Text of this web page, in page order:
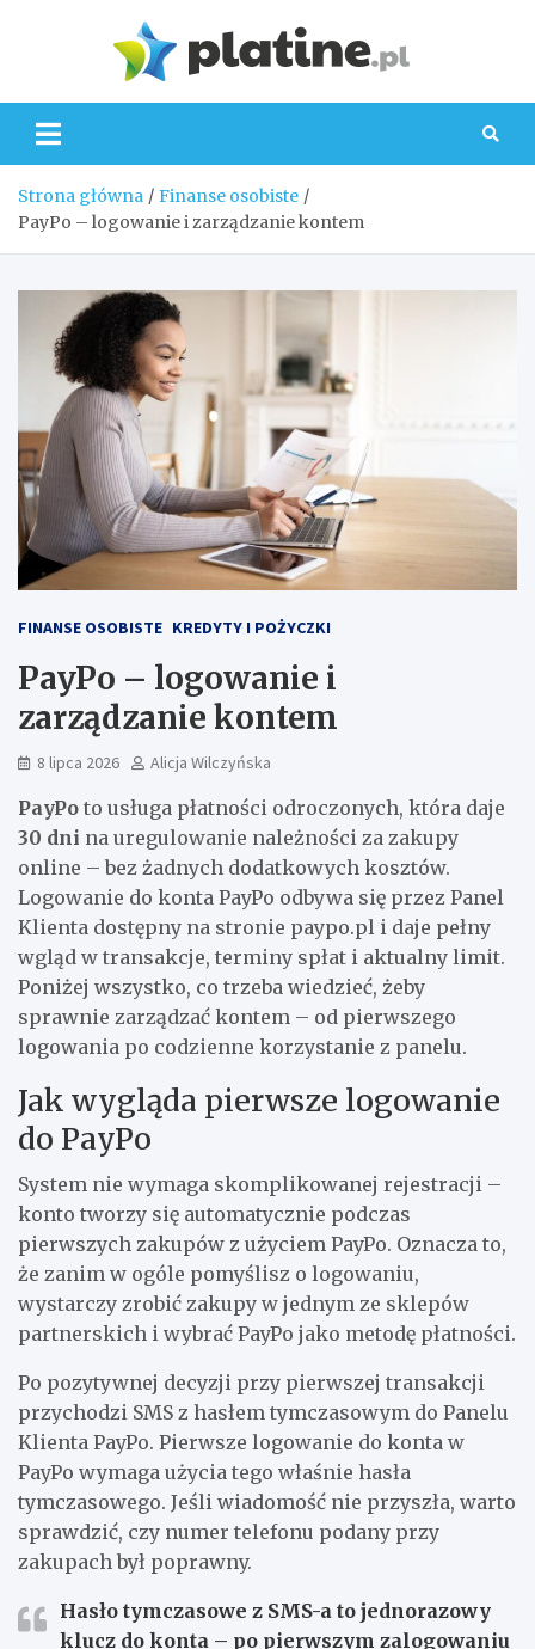
Strona główna
Finanse osobiste
PayPo – logowanie i zarządzanie kontem
FINANSE OSOBISTE KREDYTY I POŻYCZKI
PayPo – logowanie i
zarządzanie kontem
8 lipca 2026 Alicja Wilczyńska
PayPo to usługa płatności odroczonych, która daje
30 dni na uregulowanie należności za zakupy
online – bez żadnych dodatkowych kosztów.
Logowanie do konta PayPo odbywa się przez Panel
Klienta dostępny na stronie paypo.pl i daje pełny
wgląd w transakcje, terminy spłat i aktualny limit.
Poniżej wszystko, co trzeba wiedzieć, żeby
sprawnie zarządzać kontem – od pierwszego
logowania po codzienne korzystanie z panelu.
Jak wygląda pierwsze logowanie
do PayPo
System nie wymaga skomplikowanej rejestracji –
konto tworzy się automatycznie podczas
pierwszych zakupów z użyciem PayPo. Oznacza to,
że zanim w ogóle pomyślisz o logowaniu,
wystarczy zrobić zakupy w jednym ze sklepów
partnerskich i wybrać PayPo jako metodę płatności.
Po pozytywnej decyzji przy pierwszej transakcji
przychodzi SMS z hasłem tymczasowym do Panelu
Klienta PayPo. Pierwsze logowanie do konta w
PayPo wymaga użycia tego właśnie hasła
tymczasowego. Jeśli wiadomość nie przyszła, warto
sprawdzić, czy numer telefonu podany przy
zakupach był poprawny.
Hasło tymczasowe z SMS-a to jednorazowy
klucz do konta – po pierwszym zalogowaniu